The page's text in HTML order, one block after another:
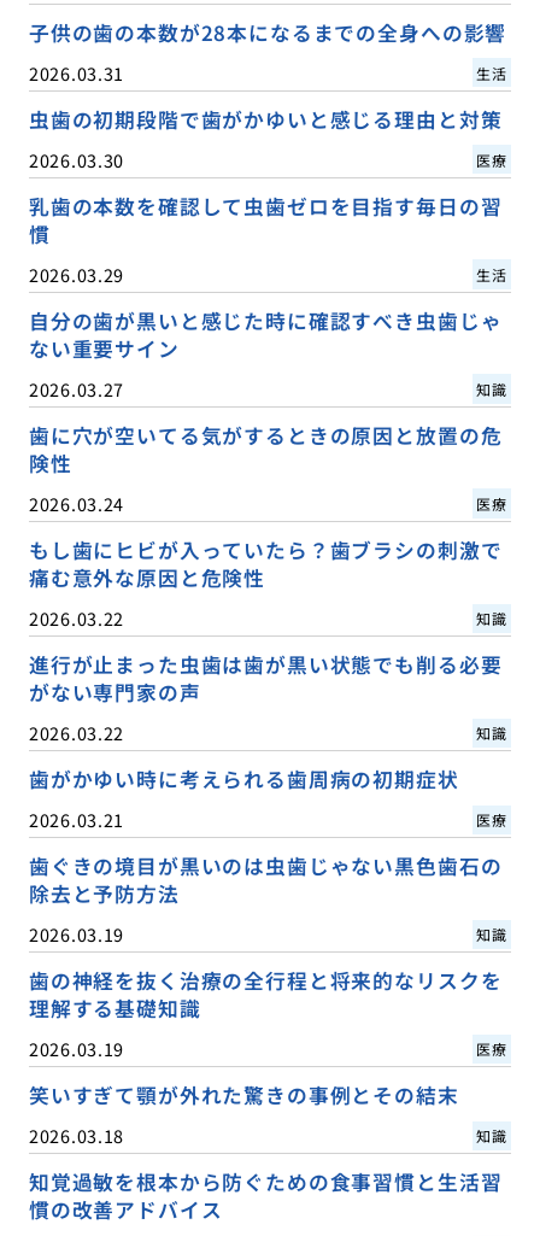
子供の歯の本数が28本になるまでの全身への影響
2026.03.31 生活
虫歯の初期段階で歯がかゆいと感じる理由と対策
2026.03.30 医療
乳歯の本数を確認して虫歯ゼロを目指す毎日の習
慣
2026.03.29 生活
自分の歯が黒いと感じた時に確認すべき虫歯じゃ
ない重要サイン
2026.03.27 知識
歯に穴が空いてる気がするときの原因と放置の危
険性
2026.03.24 医療
もし歯にヒビが入っていたら？歯ブラシの刺激で
痛む意外な原因と危険性
2026.03.22 知識
進行が止まった虫歯は歯が黒い状態でも削る必要
がない専門家の声
2026.03.22 知識
歯がかゆい時に考えられる歯周病の初期症状
2026.03.21 医療
歯ぐきの境目が黒いのは虫歯じゃない黒色歯石の
除去と予防方法
2026.03.19 知識
歯の神経を抜く治療の全行程と将来的なリスクを
理解する基礎知識
2026.03.19 医療
笑いすぎて顎が外れた驚きの事例とその結末
2026.03.18 知識
知覚過敏を根本から防ぐための食事習慣と生活習
慣の改善アドバイス